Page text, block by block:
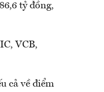
tỷ đồng,
VCB,
cả về điểm